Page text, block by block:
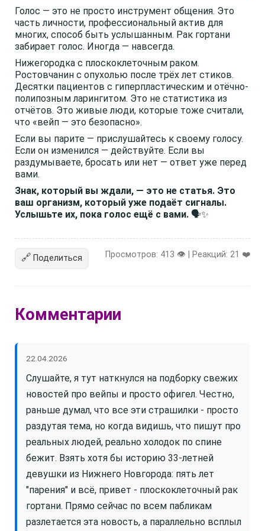
Голос — это не просто инструмент общения. Это
часть личности, профессиональный актив для
многих, способ быть услышанным. Рак гортани
забирает голос. Иногда — навсегда.
Нижегородка с плоскоклеточным раком.
Ростовчанин с опухолью после трёх лет стиков.
Десятки пациентов с гиперпластическим и отёчно-
полипозным ларингитом. Это не статистика из
отчётов. Это живые люди, которые тоже считали,
что «вейп — это безопасно».
Если вы парите — прислушайтесь к своему голосу.
Если он изменился — действуйте. Если вы
раздумываете, бросать или нет — ответ уже перед
вами.
Знак, который вы ждали, — это не статья. Это
ваш организм, который уже подаёт сигналы.
Услышьте их, пока голос ещё с вами. 🗣️✨
🔗 Поделиться Просмотров: 413 👁️ | Реакций: 21 ❤️
Комментарии
22.04.2026
Слушайте, я тут наткнулся на подборку свежих
новостей про вейпы и просто офигел. Честно,
раньше думал, что все эти страшилки - просто
раздутая тема, но когда видишь, что пишут про
реальных людей, реально холодок по спине
бежит. Взять хотя бы историю 33-летней
девушки из Нижнего Новгорода: пять лет
"парения" и всё, привет - плоскоклеточный рак
гортани. Прямо сейчас по всем пабликам
разлетается эта новость, а параллельно всплыл